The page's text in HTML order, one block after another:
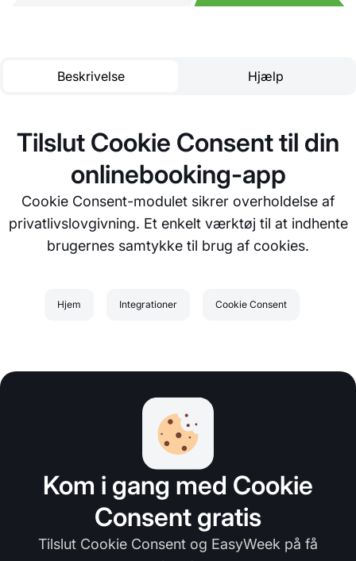
Beskrivelse Hjælp
Tilslut Cookie Consent til din
onlinebooking-app
Cookie Consent-modulet sikrer overholdelse af
privatlivslovgivning. Et enkelt værktøj til at indhente
brugernes samtykke til brug af cookies.
Hjem Integrationer Cookie Consent
Kom i gang med Cookie
Consent gratis
Tilslut Cookie Consent og EasyWeek på få